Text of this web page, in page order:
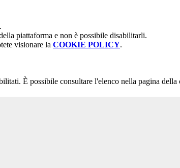
piattaforma e non è possibile disabilitarli.
visionare la COOKIE POLICY.
È possibile consultare l'elenco nella pagina